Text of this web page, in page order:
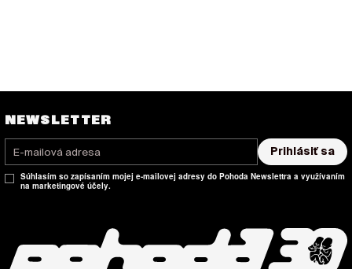
NEWSLETTER
Prihlásiť sa
Súhlasím so zapísaním mojej e-mailovej adresy do Pohoda Newslettra a využívaním
na marketingové účely.